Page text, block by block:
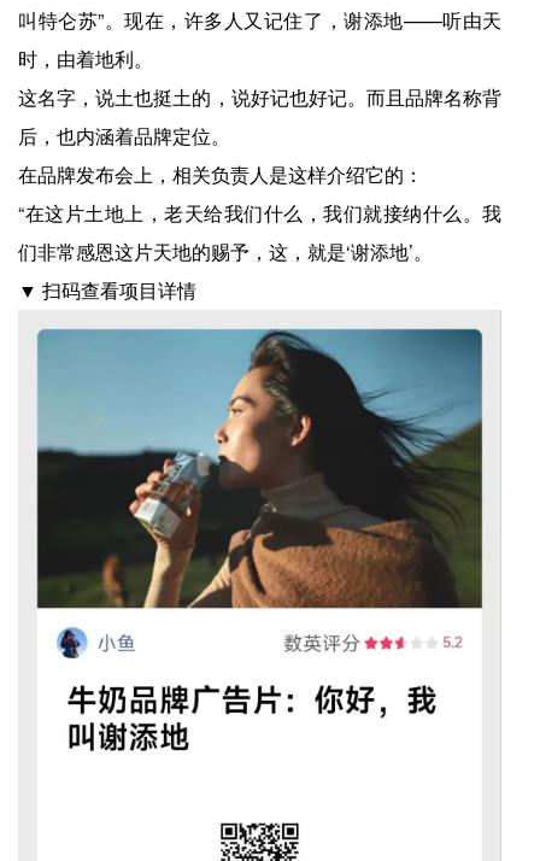
叫特仑苏”。现在，许多人又记住了，谢添地——听由天
时，由着地利。
这名字，说土也挺土的，说好记也好记。而且品牌名称背
后，也内涵着品牌定位。
在品牌发布会上，相关负责人是这样介绍它的：
“在这片土地上，老天给我们什么，我们就接纳什么。我
们非常感恩这片天地的赐予，这，就是‘谢添地’。
▼ 扫码查看项目详情